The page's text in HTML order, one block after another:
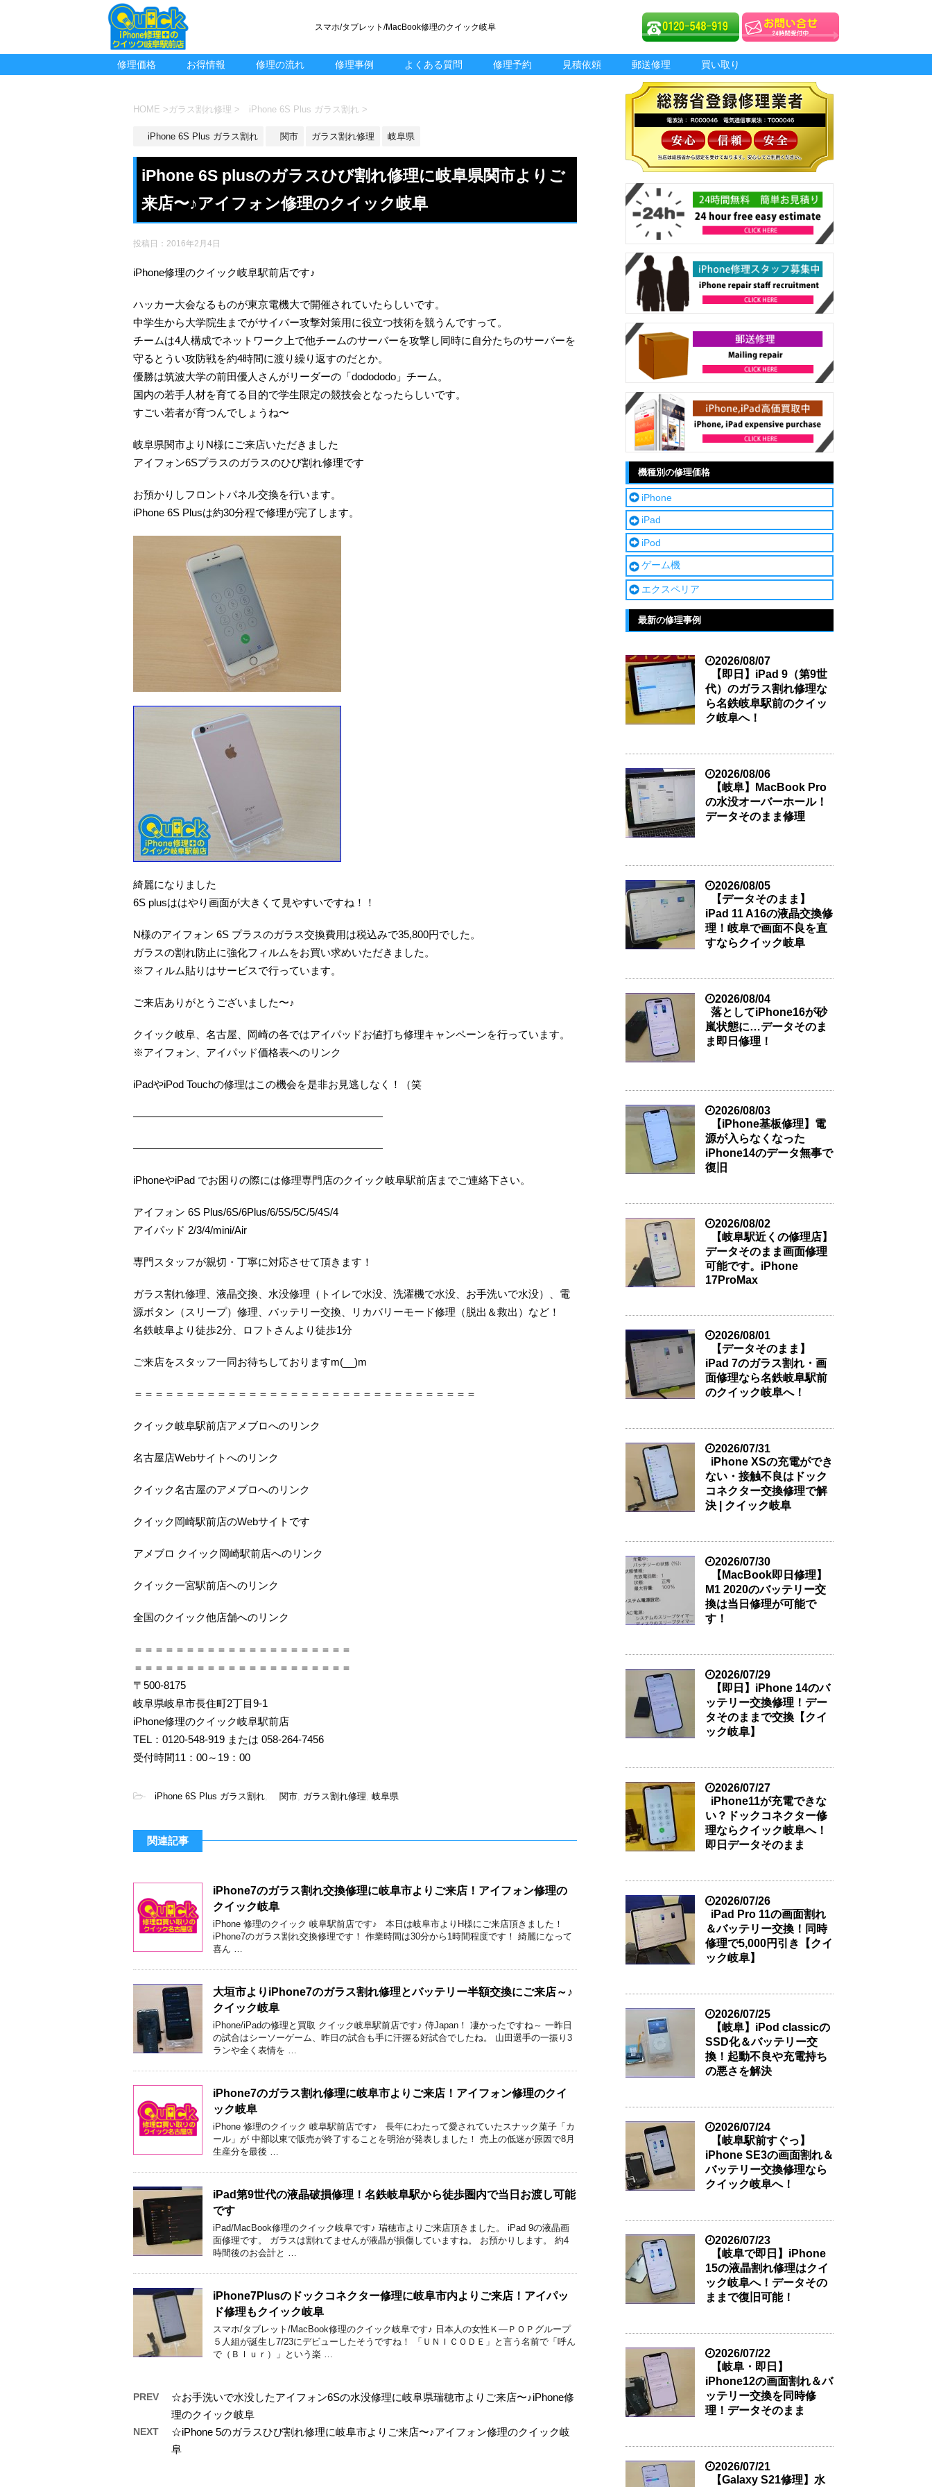
スマホ/タブレット/MacBook修理のクイック岐阜
修理価格 お得情報 修理の流れ 修理事例 よくある質問 修理予約 見積依頼 郵送修理 買い取り
HOME > ガラス割れ修理 > iPhone 6S Plus ガラス割れ >
iPhone 6S Plus ガラス割れ 関市 ガラス割れ修理 岐阜県
iPhone 6S plusのガラスひび割れ修理に岐阜県関市よりご
来店〜♪アイフォン修理のクイック岐阜
投稿日： 2016年2月4日
iPhone修理のクイック岐阜駅前店です♪
ハッカー大会なるものが東京電機大で開催されていたらしいです。
中学生から大学院生までがサイバー攻撃対策用に役立つ技術を競うんですって。
チームは4人構成でネットワーク上で他チームのサーバーを攻撃し同時に自分たちのサーバーを
守るとうい攻防戦を約4時間に渡り繰り返すのだとか。
優勝は筑波大学の前田優人さんがリーダーの「dodododo」チーム。
国内の若手人材を育てる目的で学生限定の競技会となったらしいです。
すごい若者が育つんでしょうね〜
岐阜県関市よりN様にご来店いただきました
アイフォン6Sプラスのガラスのひび割れ修理です
お預かりしフロントパネル交換を行います。
iPhone 6S Plusは約30分程で修理が完了します。
綺麗になりました
6S plusははやり画面が大きくて見やすいですね！！
N様のアイフォン 6S プラスのガラス交換費用は税込みで35,800円でした。
ガラスの割れ防止に強化フィルムをお買い求めいただきました。
※フィルム貼りはサービスで行っています。
ご来店ありがとうございました〜♪
クイック岐阜、名古屋、岡崎の各ではアイパッドお値打ち修理キャンペーンを行っています。
※アイフォン、アイパッド価格表へのリンク
iPadやiPod Touchの修理はこの機会を是非お見逃しなく！（笑
————————————————————————
————————————————————————
iPhoneやiPad でお困りの際には修理専門店のクイック岐阜駅前店までご連絡下さい。
アイフォン 6S Plus/6S/6Plus/6/5S/5C/5/4S/4
アイパッド 2/3/4/mini/Air
専門スタッフが親切・丁寧に対応させて頂きます！
ガラス割れ修理、液晶交換、水没修理（トイレで水没、洗濯機で水没、お手洗いで水没）、電
源ボタン（スリープ）修理、バッテリー交換、リカバリーモード修理（脱出＆救出）など！
名鉄岐阜より徒歩2分、ロフトさんより徒歩1分
ご来店をスタッフ一同お待ちしておりますm(__)m
＝＝＝＝＝＝＝＝＝＝＝＝＝＝＝＝＝＝＝＝＝＝＝＝＝＝＝＝＝＝＝＝＝
クイック岐阜駅前店アメブロへのリンク
名古屋店Webサイトへのリンク
クイック名古屋のアメブロへのリンク
クイック岡崎駅前店のWebサイトです
アメブロ クイック岡崎駅前店へのリンク
クイック一宮駅前店へのリンク
全国のクイック他店舗へのリンク
＝＝＝＝＝＝＝＝＝＝＝＝＝＝＝＝＝＝＝＝＝
＝＝＝＝＝＝＝＝＝＝＝＝＝＝＝＝＝＝＝＝＝
〒500-8175
岐阜県岐阜市長住町2丁目9-1
iPhone修理のクイック岐阜駅前店
TEL：0120-548-919 または 058-264-7456
受付時間11：00～19：00
- iPhone 6S Plus ガラス割れ, 関市, ガラス割れ修理, 岐阜県
関連記事
iPhone7のガラス割れ交換修理に岐阜市よりご来店！アイフォン修理の
クイック岐阜
iPhone 修理のクイック 岐阜駅前店です♪ 本日は岐阜市よりH様にご来店頂きました！
iPhone7のガラス割れ交換修理です！ 作業時間は30分から1時間程度です！ 綺麗になって
喜ん …
大垣市よりiPhone7のガラス割れ修理とバッテリー半額交換にご来店～♪
クイック岐阜
iPhone/iPadの修理と買取 クイック岐阜駅前店です♪ 侍Japan！ 凄かったですね～ 一昨日
の試合はシーソーゲーム、昨日の試合も手に汗握る好試合でしたね。 山田選手の一振り3
ランや全く表情を …
iPhone7のガラス割れ修理に岐阜市よりご来店！アイフォン修理のクイ
ック岐阜
iPhone 修理のクイック 岐阜駅前店です♪ 長年にわたって愛されていたスナック菓子「カ
ール」が 中部以東で販売が終了することを明治が発表しました！ 売上の低迷が原因で8月
生産分を最後 …
iPad第9世代の液晶破損修理！名鉄岐阜駅から徒歩圏内で当日お渡し可能
です
iPad/MacBook修理のクイック岐阜です♪ 瑞穂市よりご来店頂きました。 iPad 9の液晶画
面修理です。 ガラスは割れてませんが液晶が損傷していますね。 お預かりします。 約4
時間後のお会計と …
iPhone7Plusのドックコネクター修理に岐阜市内よりご来店！アイパッ
ド修理もクイック岐阜
スマホ/タブレット/MacBook修理のクイック岐阜です♪ 日本人の女性Ｋ―ＰＯＰグループ
５人組が誕生し7/23にデビューしたそうですね！ 「ＵＮＩＣＯＤＥ」と言う名前で「呼ん
で（Ｂｌｕｒ）」という楽 …
PREV
☆お手洗いで水没したアイフォン6Sの水没修理に岐阜県瑞穂市よりご来店〜♪iPhone修
理のクイック岐阜
NEXT
☆iPhone 5のガラスひび割れ修理に岐阜市よりご来店〜♪アイフォン修理のクイック岐
阜
機種別の修理価格
iPhone
iPad
iPod
ゲーム機
エクスペリア
最新の修理事例
2026/08/07
【即日】iPad 9（第9世
代）のガラス割れ修理な
ら名鉄岐阜駅前のクイッ
ク岐阜へ！
2026/08/06
【岐阜】MacBook Pro
の水没オーバーホール！
データそのまま修理
2026/08/05
【データそのまま】
iPad 11 A16の液晶交換修
理！岐阜で画面不良を直
すならクイック岐阜
2026/08/04
落としてiPhone16が砂
嵐状態に…データそのま
ま即日修理！
2026/08/03
【iPhone基板修理】電
源が入らなくなった
iPhone14のデータ無事で
復旧
2026/08/02
【岐阜駅近くの修理店】
データそのまま画面修理
可能です。iPhone
17ProMax
2026/08/01
【データそのまま】
iPad 7のガラス割れ・画
面修理なら名鉄岐阜駅前
のクイック岐阜へ！
2026/07/31
iPhone XSの充電ができ
ない・接触不良はドック
コネクター交換修理で解
決 | クイック岐阜
2026/07/30
【MacBook即日修理】
M1 2020のバッテリー交
換は当日修理が可能で
す！
2026/07/29
【即日】iPhone 14のバ
ッテリー交換修理！デー
タそのままで交換【クイ
ック岐阜】
2026/07/27
iPhone11が充電できな
い？ドックコネクター修
理ならクイック岐阜へ！
即日データそのまま
2026/07/26
iPad Pro 11の画面割れ
＆バッテリー交換！同時
修理で5,000円引き【クイ
ック岐阜】
2026/07/25
【岐阜】iPod classicの
SSD化＆バッテリー交
換！起動不良や充電持ち
の悪さを解決
2026/07/24
【岐阜駅前すぐっ】
iPhone SE3の画面割れ＆
バッテリー交換修理なら
クイック岐阜へ！
2026/07/23
【岐阜で即日】iPhone
15の液晶割れ修理はクイ
ック岐阜へ！データその
ままで復旧可能！
2026/07/22
【岐阜・即日】
iPhone12の画面割れ＆バ
ッテリー交換を同時修
理！データそのまま
2026/07/21
【Galaxy S21修理】水